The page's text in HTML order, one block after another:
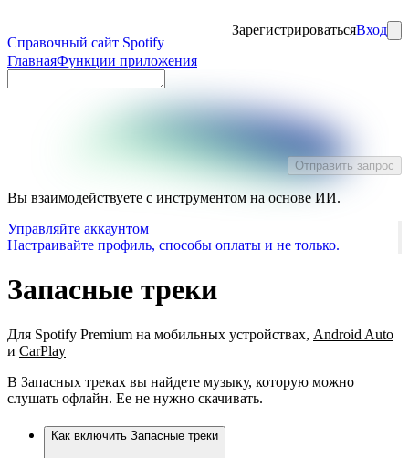
Справочный сайт Spotify
ЗарегистрироватьсяВход
ГлавнаяФункции приложения
Отправить запрос
Вы взаимодействуете с инструментом на основе ИИ.
Управляйте аккаунтом
Настраивайте профиль, способы оплаты и не только.
Запасные треки
Для Spotify Premium на мобильных устройствах, Android Auto
и CarPlay
В Запасных треках вы найдете музыку, которую можно
слушать офлайн. Ее не нужно скачивать.
Как включить Запасные треки